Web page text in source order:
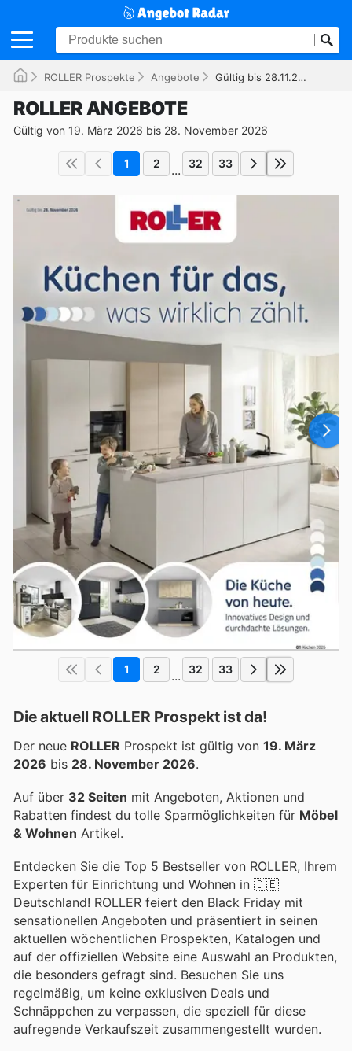
ROLLER Prospekte Angebote Gültig bis 28.11.2026
ROLLER ANGEBOTE
Gültig von 19. März 2026 bis 28. November 2026
1 2 ... 32 33
1 2 ... 32 33
Die aktuell ROLLER Prospekt ist da!
Der neue ROLLER Prospekt ist gültig von 19. März
2026 bis 28. November 2026.
Auf über 32 Seiten mit Angeboten, Aktionen und
Rabatten findest du tolle Sparmöglichkeiten für Möbel
& Wohnen Artikel.
Entdecken Sie die Top 5 Bestseller von ROLLER, Ihrem
Experten für Einrichtung und Wohnen in 🇩🇪
Deutschland! ROLLER feiert den Black Friday mit
sensationellen Angeboten und präsentiert in seinen
aktuellen wöchentlichen Prospekten, Katalogen und
auf der offiziellen Website eine Auswahl an Produkten,
die besonders gefragt sind. Besuchen Sie uns
regelmäßig, um keine exklusiven Deals und
Schnäppchen zu verpassen, die speziell für diese
aufregende Verkaufszeit zusammengestellt wurden.